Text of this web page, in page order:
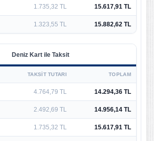
1.735,32 TL 15.617,91 TL
1.323,55 TL 15.882,62 TL
Deniz Kart ile Taksit
TAKSIT TUTARI TOPLAM
4.764,79 TL 14.294,36 TL
2.492,69 TL 14.956,14 TL
1.735,32 TL 15.617,91 TL